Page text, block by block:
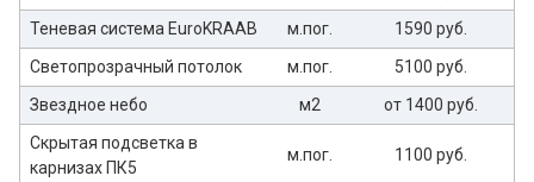
Теневая система EuroKRAAB
м.пог.
1590 руб.
Светопрозрачный потолок
м.пог.
5100 руб.
Звездное небо
м2
от 1400 руб.
Скрытая подсветка в
карнизах ПК5
м.пог. 1100 руб.